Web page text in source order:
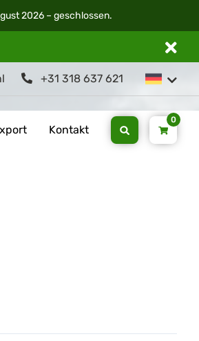
2026 – geschlossen.
+31 318 637 621
Kontakt
0